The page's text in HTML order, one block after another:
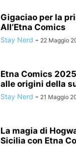
Gigaciao per la
All’Etna Comics
Stay Nerd - 22 Maggio
Etna Comics
alle origini della
Stay Nerd - 21 Maggio
La magia di
Sicilia con Etna